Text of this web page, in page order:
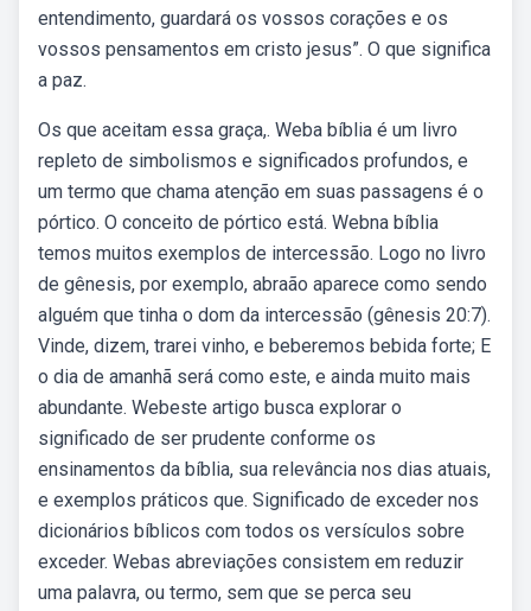
entendimento, guardará os vossos corações e os
vossos pensamentos em cristo jesus”. O que significa
a paz.
Os que aceitam essa graça,. Weba bíblia é um livro
repleto de simbolismos e significados profundos, e
um termo que chama atenção em suas passagens é o
pórtico. O conceito de pórtico está. Webna bíblia
temos muitos exemplos de intercessão. Logo no livro
de gênesis, por exemplo, abraão aparece como sendo
alguém que tinha o dom da intercessão (gênesis 20:7).
Vinde, dizem, trarei vinho, e beberemos bebida forte; E
o dia de amanhã será como este, e ainda muito mais
abundante. Webeste artigo busca explorar o
significado de ser prudente conforme os
ensinamentos da bíblia, sua relevância nos dias atuais,
e exemplos práticos que. Significado de exceder nos
dicionários bíblicos com todos os versículos sobre
exceder. Webas abreviações consistem em reduzir
uma palavra, ou termo, sem que se perca seu